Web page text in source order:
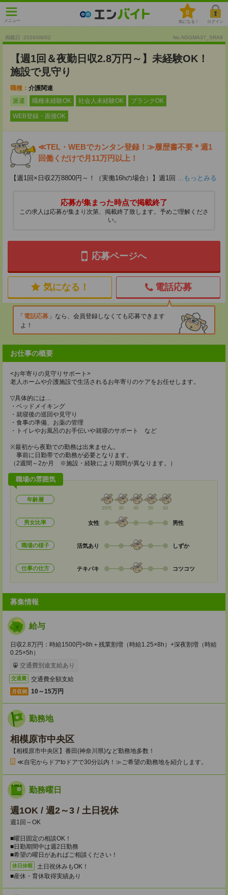
メニュー
0
気になる！ ログイン
掲載日 :2026/08/02 No.NSGMA37_SRA9
【週1回＆夜勤日収2.8万円～】未経験OK！
施設で見守り
職種： 介護関連
派遣
職種未経験OK 社会人未経験OK ブランクOK
WEB登録・面接OK
≪TEL・WEBでカンタン登録！≫履歴書不要＊週1
回働くだけで月11万円以上！
【週1回×日収2万8800円～！（実働16hの場合）】週1回 ...もっとみる
応募が集まった時点で掲載終了
この求人は応募が集まり次第、掲載終了致します。予めご理解くださ
い。
応募ページへ
気になる！ 電話応募
電話応募
なら、会員登録しなくても応募できます
よ！
お仕事の概要
<お年寄りの見守りサポート>
老人ホームや介護施設で生活されるお年寄りのケアをお任せします。
▽具体的には…
・ベッドメイキング
・就寝後の巡回や見守り
・食事の準備、お薬の管理
・トイレやお風呂のお手伝いや就寝のサポート など
※最初から夜勤での勤務は出来ません。
事前に日勤帯での勤務が必要となります。
（2週間～2か月 ※施設・経験により期間が異なります。）
職場の雰囲気
年齢層
20代 30 40 50 60
男女比率 女性 男性
職場の様子 活気あり しずか
仕事の仕方 テキパキ コツコツ
募集情報
給与
日収2.8万円：時給1500円×8h＋残業割増（時給1.25×8h）+深夜割増（時給
0.25×5h）
交通費別途支給あり
交通費 交通費全額支給
月収例 10～15万円
勤務地
相模原市中央区
【相模原市中央区】番田(神奈川県)など勤務地多数！
≪自宅からドアtoドアで30分以内！≫ご希望の勤務地を紹介します。
勤務曜日
週1OK / 週2～3 / 土日祝休
週1回～OK
■曜日固定の相談OK！
■日勤期間中は週2日勤務
■希望の曜日があればご相談ください！
休日休暇
土日祝休みもOK！
■産休・育休取得実績あり